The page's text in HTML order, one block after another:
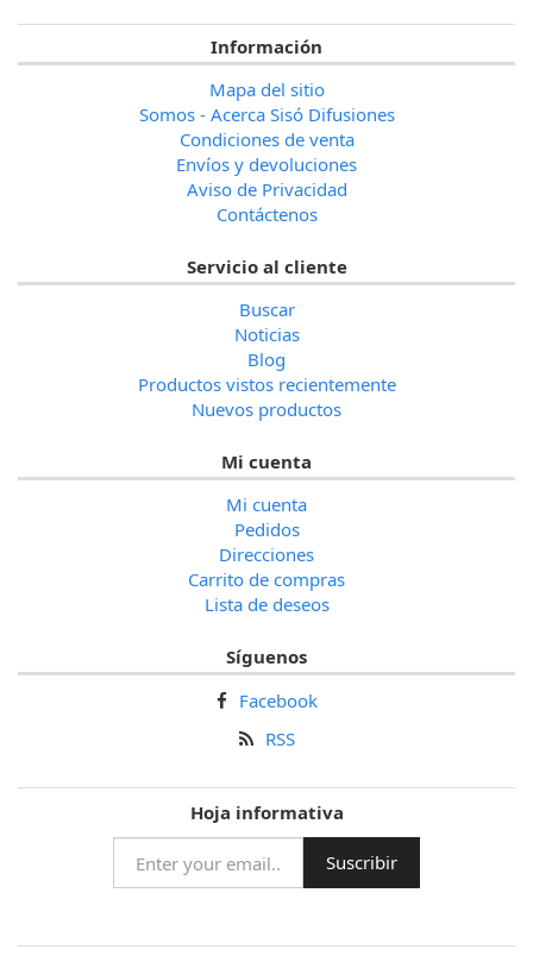
Información
Mapa del sitio
Somos - Acerca Sisó Difusiones
Condiciones de venta
Envíos y devoluciones
Aviso de Privacidad
Contáctenos
Servicio al cliente
Buscar
Noticias
Blog
Productos vistos recientemente
Nuevos productos
Mi cuenta
Mi cuenta
Pedidos
Direcciones
Carrito de compras
Lista de deseos
Síguenos
Facebook
RSS
Hoja informativa